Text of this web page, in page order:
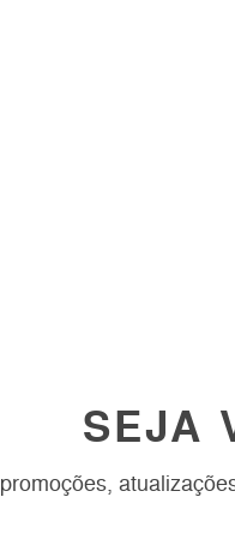
SEJA